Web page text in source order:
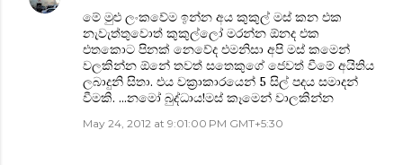
මේ මුළු ලංකවේම ඉන්න අය කුකුල් මස් කන එක
නැවැත්තුවොත් කුකුල්ලෝ මරන්න ඕනද එක
එතකොට පිනක් නෙවේද එමනිසා අපි මස් කමෙන්
වලකින්න ඕනේ තවත් සතෙකුගේ ජෙවත් වීමේ අයිතිය
ලබාදුනි සිතා. එය වක්‍රාකාරයෙන් 5 සිල් පදය සමාදන්
වීමකි. ...නමෝ බුද්ධාය!මස් කෑමෙන් වාලකින්න
May 24, 2012 at 9:01:00 PM GMT+5:30